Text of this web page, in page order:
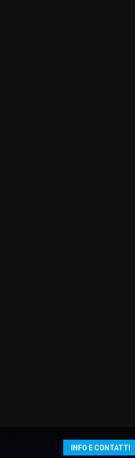
INFO E CONTATTI